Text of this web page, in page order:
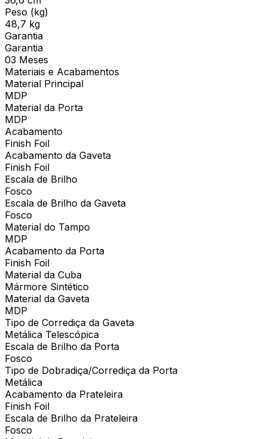
Peso (kg)
48,7 kg
Garantia
Garantia
03 Meses
Materiais e Acabamentos
Material Principal
MDP
Material da Porta
MDP
Acabamento
Finish Foil
Acabamento da Gaveta
Finish Foil
Escala de Brilho
Fosco
Escala de Brilho da Gaveta
Fosco
Material do Tampo
MDP
Acabamento da Porta
Finish Foil
Material da Cuba
Mármore Sintético
Material da Gaveta
MDP
Tipo de Corrediça da Gaveta
Metálica Telescópica
Escala de Brilho da Porta
Fosco
Tipo de Dobradiça/Corrediça da Porta
Metálica
Acabamento da Prateleira
Finish Foil
Escala de Brilho da Prateleira
Fosco